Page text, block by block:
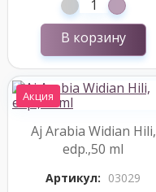
В корзину
Акция
Aj Arabia Widian Hili,
edp.,50 ml
Артикул: 03029